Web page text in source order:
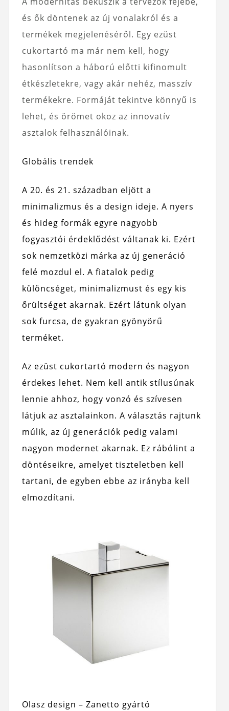
és ők döntenek az új vonalakról és a
termékek megjelenéséről. Egy ezüst
cukortartó ma már nem kell, hogy
hasonlítson a háború előtti kifinomult
étkészletekre, vagy akár nehéz, masszív
termékekre. Formáját tekintve könnyű is
lehet, és örömet okoz az innovatív
asztalok felhasználóinak.
Globális trendek
A 20. és 21. században eljött a
minimalizmus és a design ideje. A nyers
és hideg formák egyre nagyobb
fogyasztói érdeklődést váltanak ki. Ezért
sok nemzetközi márka az új generáció
felé mozdul el. A fiatalok pedig
különcséget, minimalizmust és egy kis
őrültséget akarnak. Ezért látunk olyan
sok furcsa, de gyakran gyönyörű
terméket.
Az ezüst cukortartó modern és nagyon
érdekes lehet. Nem kell antik stílusúnak
lennie ahhoz, hogy vonzó és szívesen
látjuk az asztalainkon. A választás rajtunk
múlik, az új generációk pedig valami
nagyon modernet akarnak. Ez rábólint a
döntéseikre, amelyet tiszteletben kell
tartani, de egyben ebbe az irányba kell
elmozdítani.
Olasz design – Zanetto gyártó